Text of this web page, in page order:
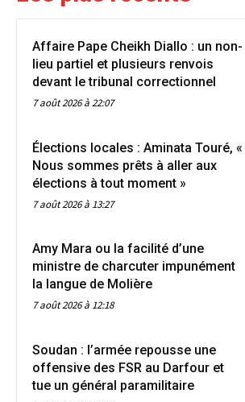
Affaire Pape Cheikh Diallo : un non-
lieu partiel et plusieurs renvois
devant le tribunal correctionnel
7 août 2026 à 22:07
Élections locales : Aminata Touré, «
Nous sommes prêts à aller aux
élections à tout moment »
7 août 2026 à 13:27
Amy Mara ou la facilité d’une
ministre de charcuter impunément
la langue de Molière
7 août 2026 à 12:18
Soudan : l’armée repousse une
offensive des FSR au Darfour et
tue un général paramilitaire